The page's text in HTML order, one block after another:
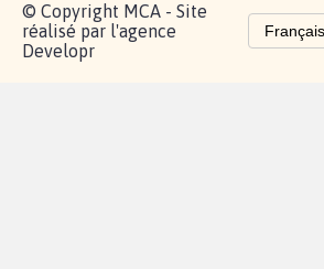
© Copyright MCA - Site
réalisé par l'agence
Developr